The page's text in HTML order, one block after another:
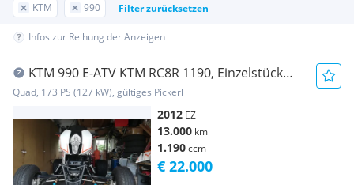
KTM 990 Filter zurücksetzen
Infos zur Reihung der Anzeigen
KTM 990 E-ATV KTM RC8R 1190, Einzelstück
(no YFM Raptor, LTR, KFX )
Quad, 173 PS (127 kW), gültiges Pickerl
2012 EZ
13.000 km
1.190ccm
€ 22.000